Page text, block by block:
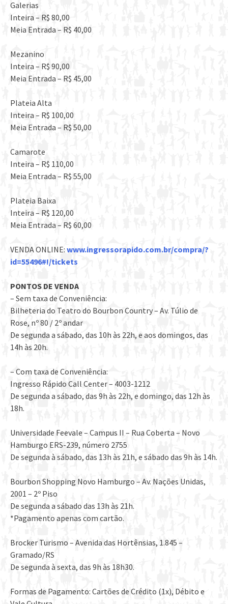
Galerias
Inteira – R$ 80,00
Meia Entrada – R$ 40,00
Mezanino
Inteira – R$ 90,00
Meia Entrada – R$ 45,00
Plateia Alta
Inteira – R$ 100,00
Meia Entrada – R$ 50,00
Camarote
Inteira – R$ 110,00
Meia Entrada – R$ 55,00
Plateia Baixa
Inteira – R$ 120,00
Meia Entrada – R$ 60,00
VENDA ONLINE: www.ingressorapido.com.br/compra/?
id=55496#!/tickets
PONTOS DE VENDA
– Sem taxa de Conveniência:
Bilheteria do Teatro do Bourbon Country – Av. Túlio de
Rose, nº 80 / 2º andar
De segunda a sábado, das 10h às 22h, e aos domingos, das
14h às 20h.
– Com taxa de Conveniência:
Ingresso Rápido Call Center – 4003-1212
De segunda a sábado, das 9h às 22h, e domingo, das 12h às
18h.
Universidade Feevale – Campus II – Rua Coberta – Novo
Hamburgo ERS-239, número 2755
De segunda à sábado, das 13h às 21h, e sábado das 9h às 14h.
Bourbon Shopping Novo Hamburgo – Av. Nações Unidas,
2001 – 2º Piso
De segunda a sábado das 13h às 21h.
*Pagamento apenas com cartão.
Brocker Turismo – Avenida das Hortênsias, 1.845 –
Gramado/RS
De segunda à sexta, das 9h às 18h30.
Formas de Pagamento: Cartões de Crédito (1x), Débito e